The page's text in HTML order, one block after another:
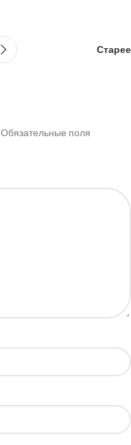
Старее
Обязательные поля